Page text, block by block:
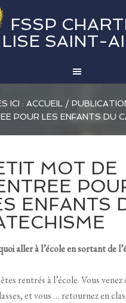
FSSP
SAINT-
ICI :ACCUEIL /
POUR LES ENFANTS DU
MOT DE
ENFANTS
aller à l’école en sortant de
rentrés à l’école. Vous
et vous … retournez en